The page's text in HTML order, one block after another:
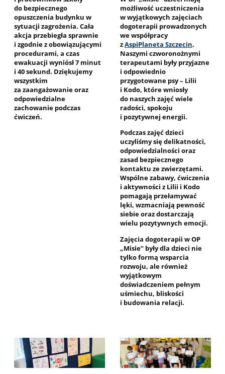
do bezpiecznego
opuszczenia budynku w
sytuacji zagrożenia. Cała
akcja przebiegła sprawnie
i zgodnie z obowiązującymi
procedurami, a czas
ewakuacji wyniósł 7 minut
i 40 sekund. Dziękujemy
wszystkim
za zaangażowanie oraz
odpowiedzialne
zachowanie podczas
ćwiczeń.
możliwość uczestniczenia
w wyjątkowych zajęciach
dogoterapii prowadzonych
we współpracy
zAspiPlaneta Szczecin.
Naszymi czworonożnymi
terapeutami były przyjazne
i odpowiednio
przygotowane psy – Lilii
i Kodo, które wniosły
do naszych zajęć wiele
radości, spokoju
i pozytywnej energii.
Podczas zajęć dzieci
uczyliśmy się delikatności,
odpowiedzialności oraz
zasad bezpiecznego
kontaktu ze zwierzętami.
Wspólne zabawy, ćwiczenia
i aktywności z Lilii i Kodo
pomagają przełamywać
lęki, wzmacniają pewność
siebie oraz dostarczają
wielu pozytywnych emocji.
Zajęcia dogoterapii w OP
„Misie” były dla dzieci nie
tylko formą wsparcia
rozwoju, ale również
wyjątkowym
doświadczeniem pełnym
uśmiechu, bliskości
i budowania relacji.